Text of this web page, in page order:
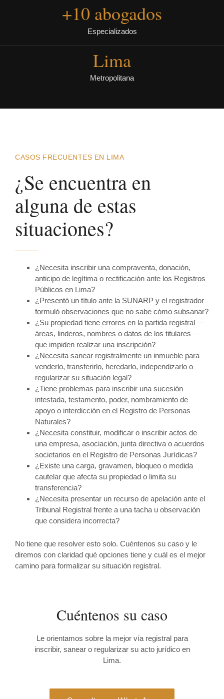
Especializados
+10 abogados
Lima
Metropolitana
CASOS FRECUENTES EN LIMA
¿Se encuentra en
alguna de estas
situaciones?
¿Necesita inscribir una compraventa, donación,
anticipo de legítima o rectificación ante los Registros
Públicos en Lima?
¿Presentó un título ante la SUNARP y el registrador
formuló observaciones que no sabe cómo subsanar?
¿Su propiedad tiene errores en la partida registral —
áreas, linderos, nombres o datos de los titulares—
que impiden realizar una inscripción?
¿Necesita sanear registralmente un inmueble para
venderlo, transferirlo, heredarlo, independizarlo o
regularizar su situación legal?
¿Tiene problemas para inscribir una sucesión
intestada, testamento, poder, nombramiento de
apoyo o interdicción en el Registro de Personas
Naturales?
¿Necesita constituir, modificar o inscribir actos de
una empresa, asociación, junta directiva o acuerdos
societarios en el Registro de Personas Jurídicas?
¿Existe una carga, gravamen, bloqueo o medida
cautelar que afecta su propiedad o limita su
transferencia?
¿Necesita presentar un recurso de apelación ante el
Tribunal Registral frente a una tacha u observación
que considera incorrecta?
No tiene que resolver esto solo. Cuéntenos su caso y le
diremos con claridad qué opciones tiene y cuál es el mejor
camino para formalizar su situación registral.
Cuéntenos su caso
Le orientamos sobre la mejor vía registral para
inscribir, sanear o regularizar su acto jurídico en
Lima.